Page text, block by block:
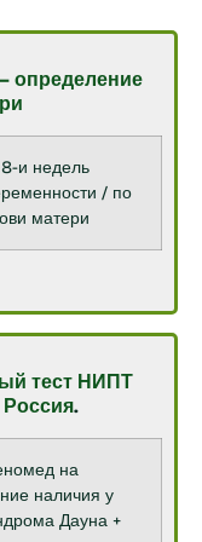
и недель
/ по
матери
тест НИПТ
.
на
наличия у
Дауна +